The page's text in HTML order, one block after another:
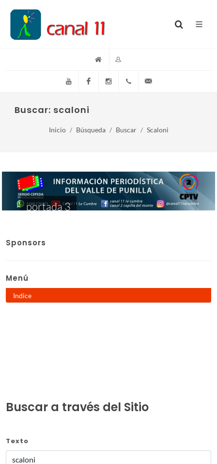
YouTube FacebookInstagram(+54)(9)3548-576073
Buscar: scaloni
Inicio Búsqueda Buscar Scaloni
portada 3
Sponsors
Menú
Indice
Buscar a través del Sitio
Texto